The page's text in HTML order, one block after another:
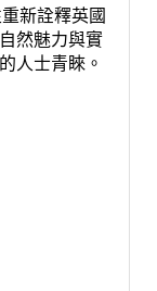
新詮釋英國
然魅力與實
人士青睞。